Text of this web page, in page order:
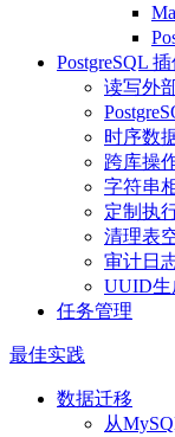
PostgreSQL
读写外
时序数
跨库操
字符串
定制执
清理表
审计日
UUID生
任务管理
最佳实践
数据迁移
从